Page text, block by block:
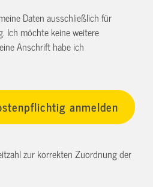
Daten ausschließlich für
Ich möchte keine weitere
Anschrift habe ich
zur korrekten Zuordnung der